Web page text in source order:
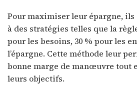
Pour maximiser leur épargne, ils
à des stratégies telles que la règle
pour les besoins, 30 % pour les
l’épargne. Cette méthode leur
bonne marge de manœuvre tout
leurs objectifs.